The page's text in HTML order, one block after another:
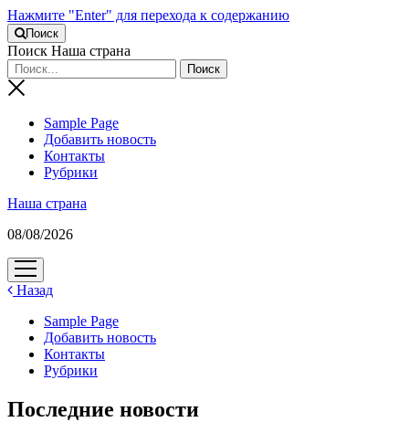
Нажмите "Enter" для перехода к содержанию
Поиск
Поиск Наша страна
Sample Page
Добавить новость
Контакты
Рубрики
Наша страна
08/08/2026
открыть
меню
Назад
Sample Page
Добавить новость
Контакты
Рубрики
Последние новости